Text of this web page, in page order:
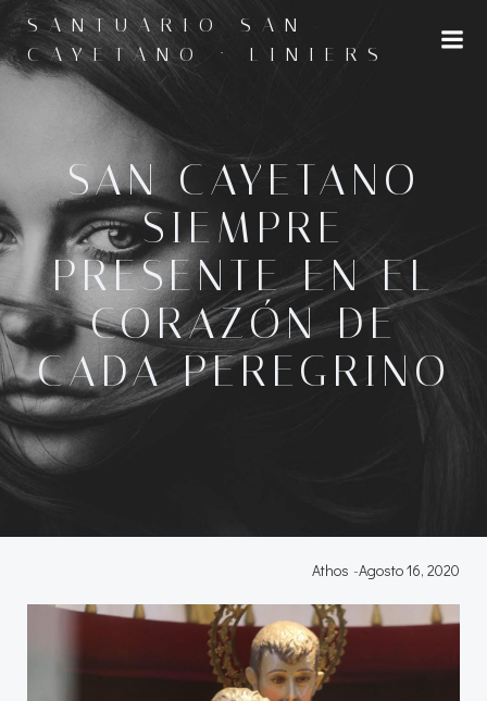
al
contenido
SANTUARIO SAN
CAYETANO · LINIERS
SAN CAYETANO
SIEMPRE
PRESENTE EN EL
CORAZÓN DE
CADA PEREGRINO
Athos -Agosto 16, 2020